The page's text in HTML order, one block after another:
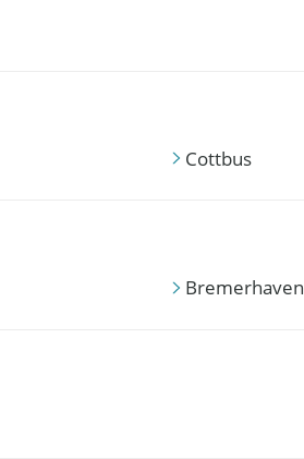
Cottbus
Bremerhaven